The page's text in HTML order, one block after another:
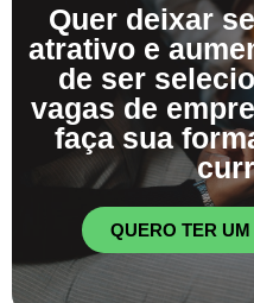
Quer deixar
atrativo e
de ser
vagas de
faça sua
QUERO TER